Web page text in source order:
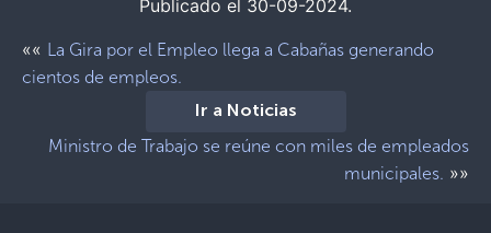
Publicado el 30-09-2024.
«« La Gira por el Empleo llega a Cabañas generando
cientos de empleos.
Ir a Noticias
Ministro de Trabajo se reúne con miles de empleados
municipales. »»